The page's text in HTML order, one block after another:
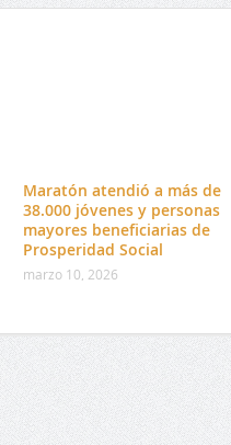
Maratón atendió a más de
38.000 jóvenes y personas
mayores beneficiarias de
Prosperidad Social
marzo 10, 2026